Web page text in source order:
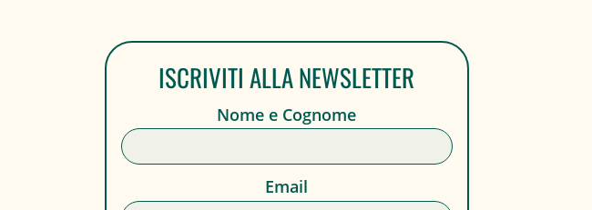
ISCRIVITI ALLA NEWSLETTER
Nome e Cognome
Email